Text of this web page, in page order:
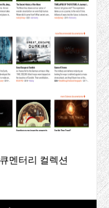
멘터리 컬렉션